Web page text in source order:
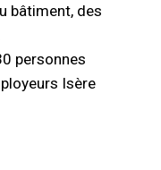
bâtiment, des
personnes
Isère